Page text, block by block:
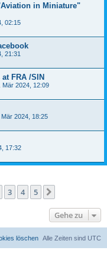
in Miniature"
02:15
21:31
FRA /SIN
Mär 2024, 12:09
Mär 2024, 18:25
17:32
3 4 5
Gehe zu
Alle Zeiten sind UTC
löschen